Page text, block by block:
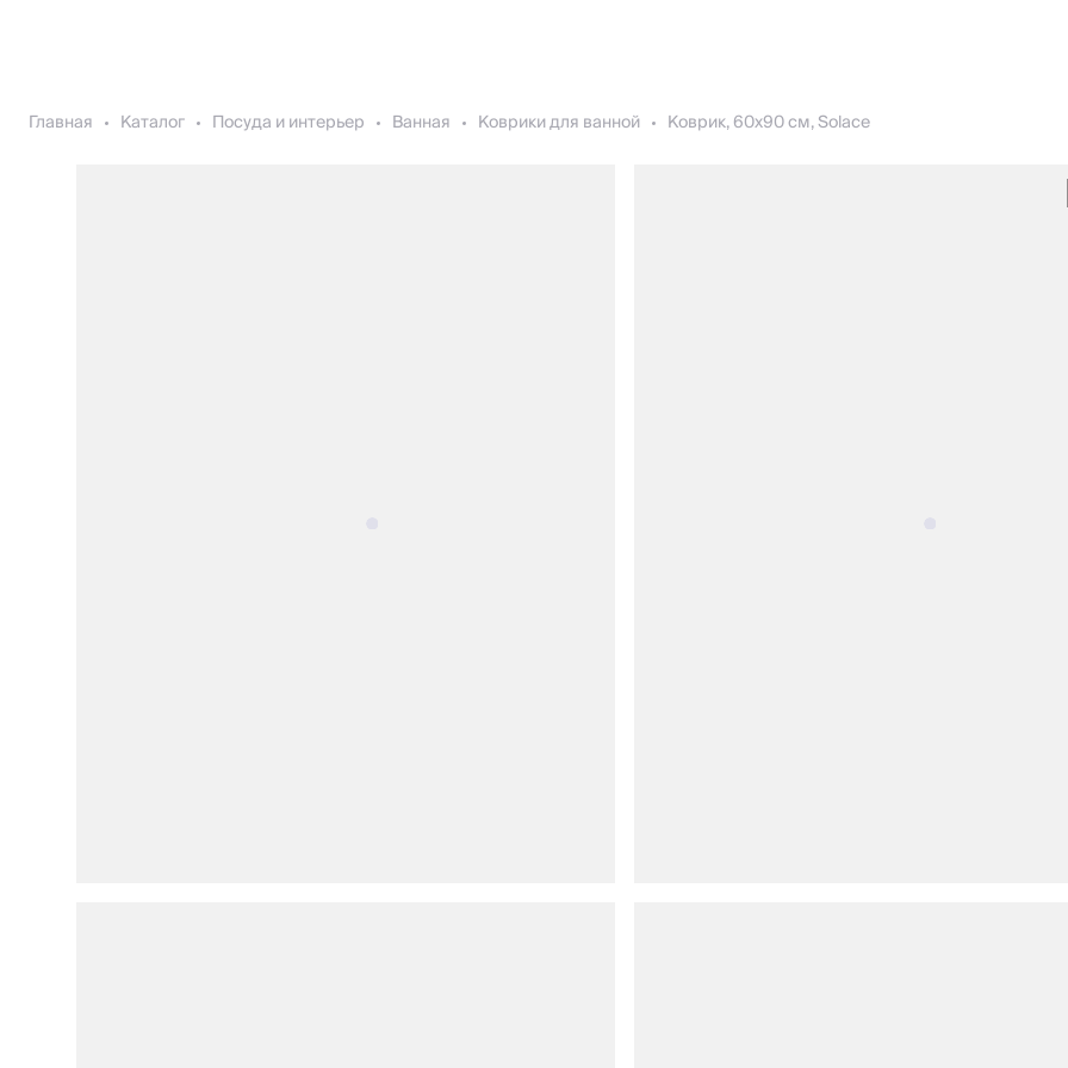
Главная Каталог Посуда и интерьер Ванная Коврики для ванной Коврик, 60х90 см, Solace